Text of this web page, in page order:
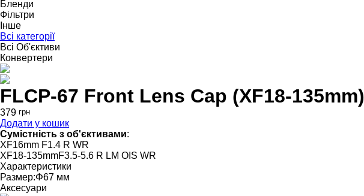
Бленди
Фільтри
Інше
Всі категорії
Всі Об'єктиви
Конвертери
FLCP-67 Front Lens Cap (XF18-135mm)
379 грн
Додати у кошик
Сумістність з об'єктивами:
XF16mm F1.4 R WR
XF18-135mmF3.5-5.6 R LM OIS WR
Характеристики
Размер:Φ67 мм
Аксесуари